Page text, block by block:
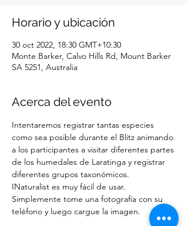
Horario y ubicación
30 oct 2022, 18:30 GMT+10:30
Monte Barker, Calvo Hills Rd, Mount Barker
SA 5251, Australia
Acerca del evento
Intentaremos registrar tantas especies
como sea posible durante el Blitz animando
a los participantes a visitar diferentes partes
de los humedales de Laratinga y registrar
diferentes grupos taxonómicos.
INaturalist es muy fácil de usar.
Simplemente tome una fotografía con su
teléfono y luego cargue la imagen.